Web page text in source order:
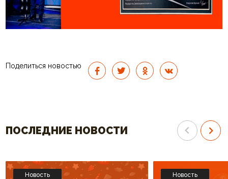
Поделиться новостью
ПОСЛЕДНИЕ НОВОСТИ
Новость Новость